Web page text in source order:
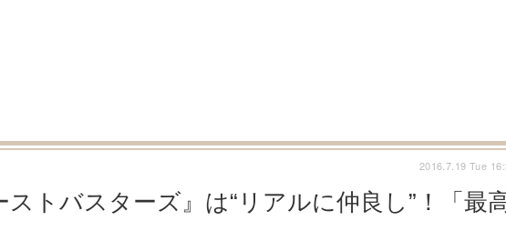
トバスターズ』は“リアルに仲良し”！「最
2016.7.19 Tue